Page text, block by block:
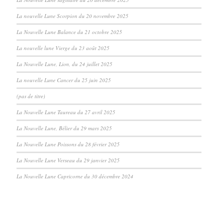
La nouvelle Lune Scorpion du 20 novembre 2025
La Nouvelle Lune Balance du 21 octobre 2025
La nouvelle lune Vierge du 23 août 2025
La Nouvelle Lune, Lion, du 24 juillet 2025
La nouvelle Lune Cancer du 25 juin 2025
(pas de titre)
La Nouvelle Lune Taureau du 27 avril 2025
La Nouvelle Lune, Bélier du 29 mars 2025
La Nouvelle Lune Poissons du 28 février 2025
La Nouvelle Lune Verseau du 29 janvier 2025
La Nouvelle Lune Capricorne du 30 décembre 2024